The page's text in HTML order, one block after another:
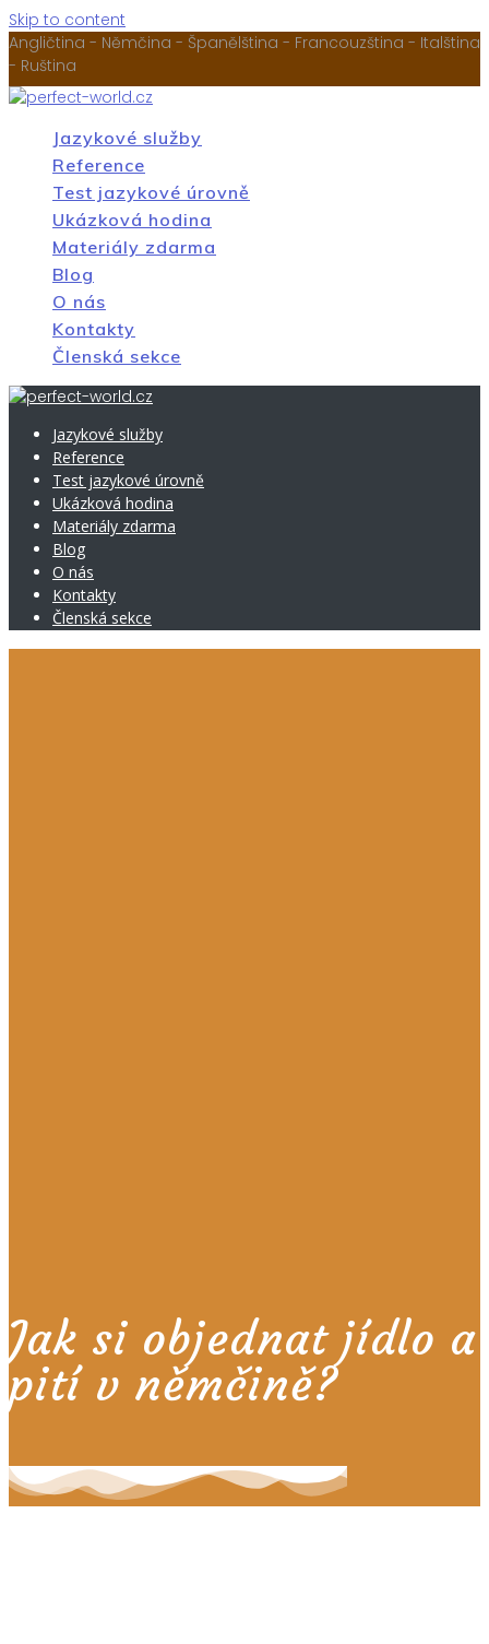
Skip to content
Angličtina - Němčina - Španělština - Francouzština - Italština
- Ruština
Jazykové služby
Reference
Test jazykové úrovně
Ukázková hodina
Materiály zdarma
Blog
O nás
Kontakty
Členská sekce
Jazykové služby
Reference
Test jazykové úrovně
Ukázková hodina
Materiály zdarma
Blog
O nás
Kontakty
Členská sekce
Jak si objednat jídlo a
pití v němčině?